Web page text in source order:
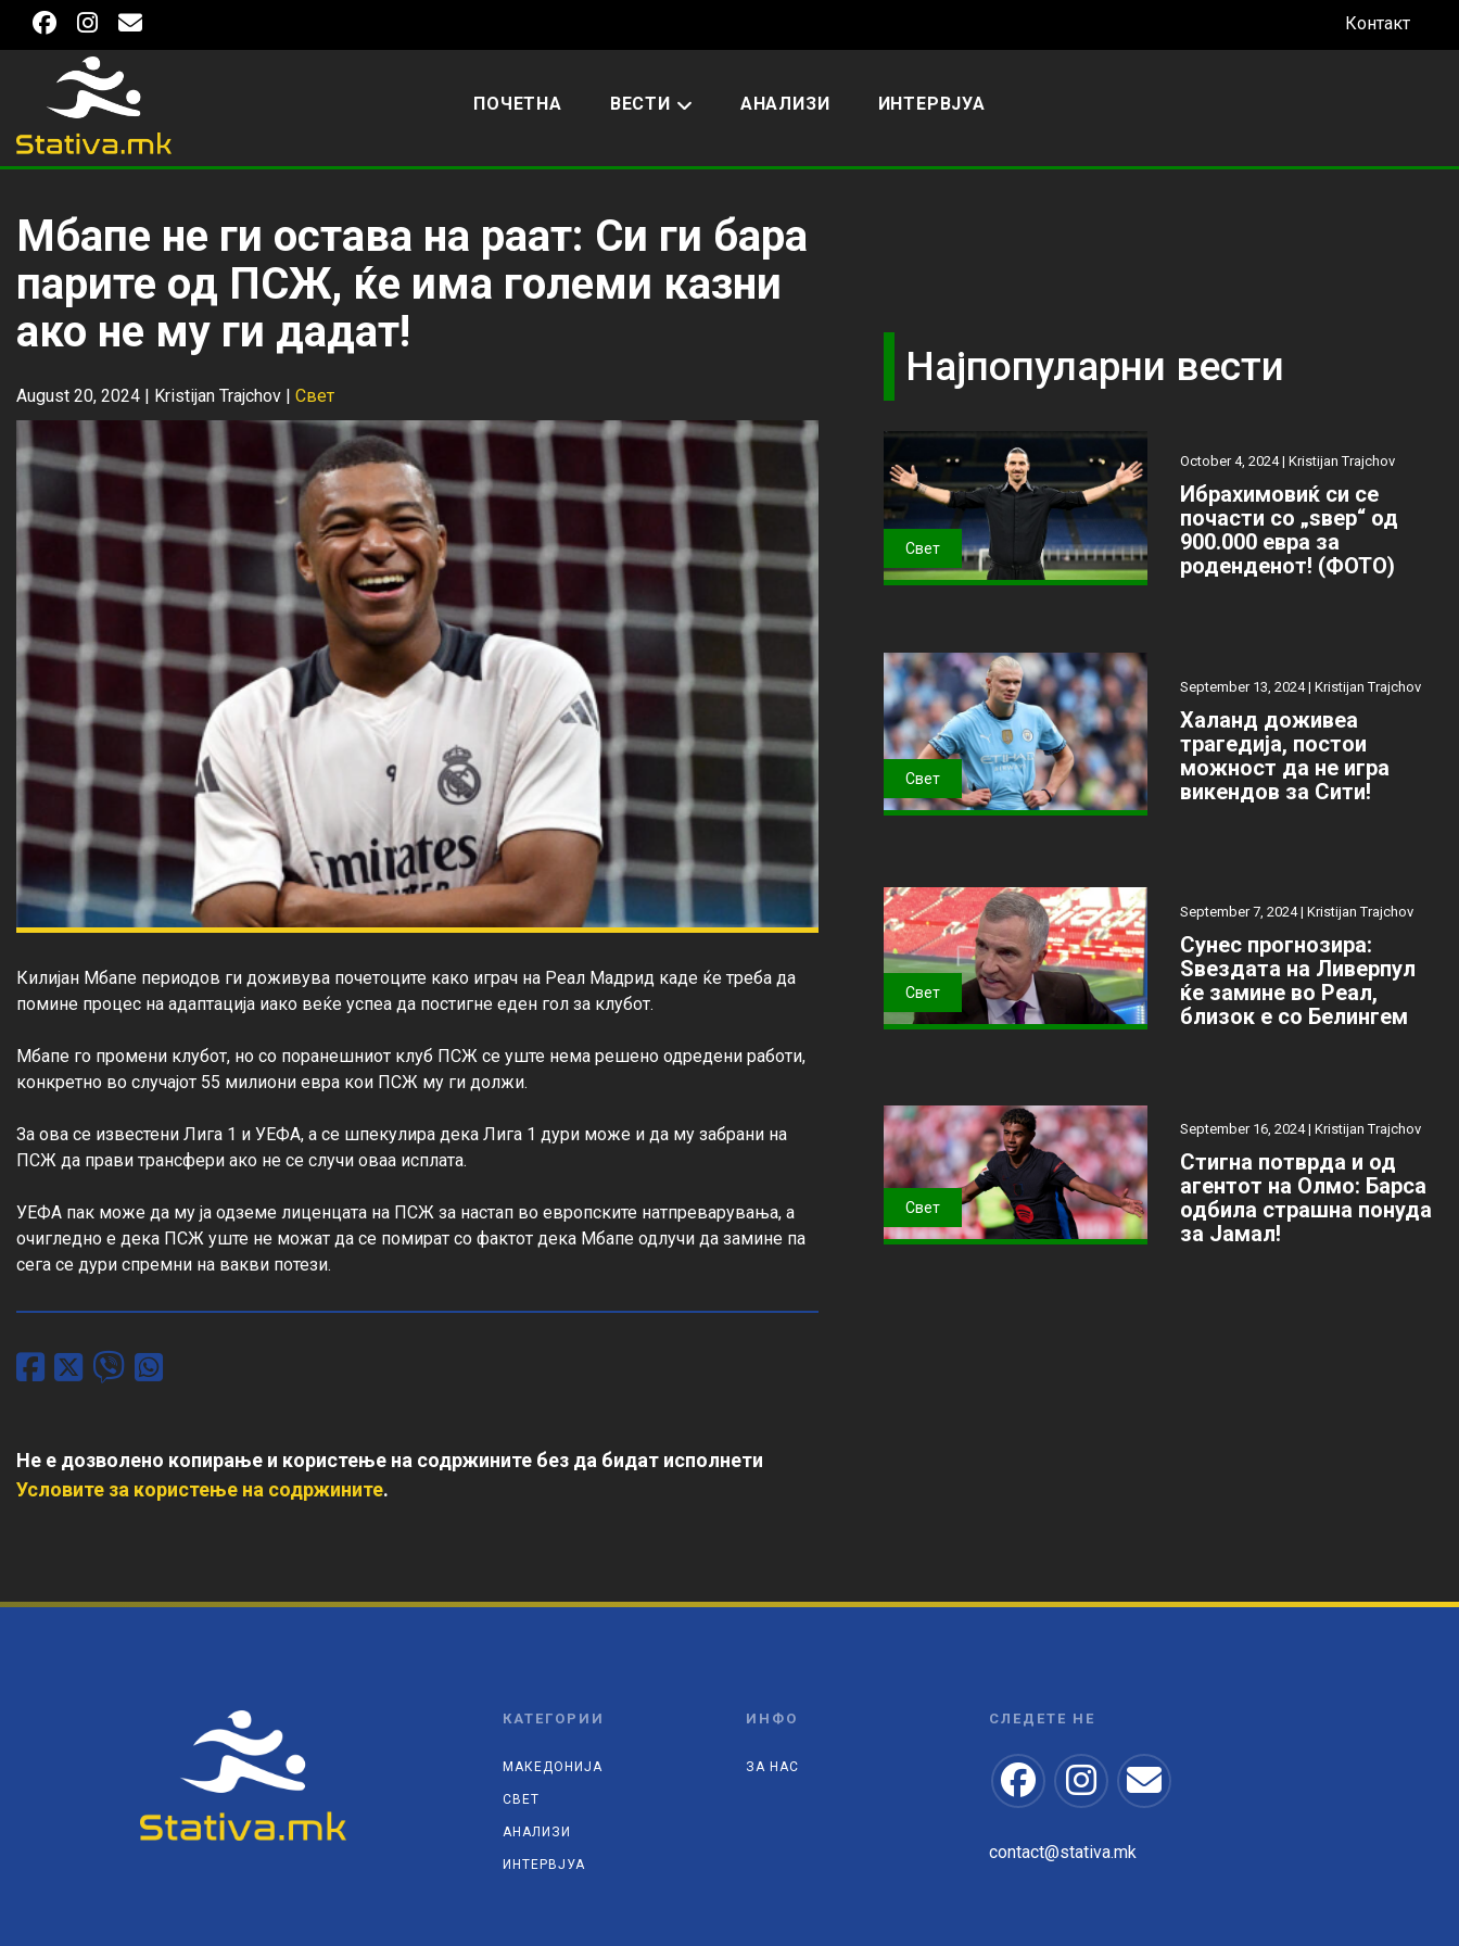
Контакт
ПОЧЕТНА ВЕСТИ АНАЛИЗИ ИНТЕРВЈУА
Мбапе не ги остава на раат: Си ги бара
парите од ПСЖ, ќе има големи казни
ако не му ги дадат!
August 20, 2024 | Kristijan Trajchov | Свет
Килијан Мбапе периодов ги доживува почетоците како играч на Реал Мадрид каде ќе треба да
помине процес на адаптација иако веќе успеа да постигне еден гол за клубот.
Мбапе го промени клубот, но со поранешниот клуб ПСЖ се уште нема решено одредени работи,
конкретно во случајот 55 милиони евра кои ПСЖ му ги должи.
За ова се известени Лига 1 и УЕФА, а се шпекулира дека Лига 1 дури може и да му забрани на
ПСЖ да прави трансфери ако не се случи оваа исплата.
УЕФА пак може да му ја одземе лиценцата на ПСЖ за настап во европските натпреварувања, а
очигледно е дека ПСЖ уште не можат да се помират со фактот дека Мбапе одлучи да замине па
сега се дури спремни на вакви потези.
Не е дозволено копирање и користење на содржините без да бидат исполнети
Условите за користење на содржините.
Најпопуларни вести
Свет
October 4, 2024 | Kristijan Trajchov
Ибрахимовиќ си се
почасти со „ѕвер“ од
900.000 евра за
роденденот! (ФОТО)
Свет
September 13, 2024 | Kristijan Trajchov
Халанд доживеа
трагедија, постои
можност да не игра
викендов за Сити!
Свет
September 7, 2024 | Kristijan Trajchov
Сунес прогнозира:
Ѕвездата на Ливерпул
ќе замине во Реал,
близок е со Белингем
Свет
September 16, 2024 | Kristijan Trajchov
Стигна потврда и од
агентот на Олмо: Барса
одбила страшна понуда
за Јамал!
КАТЕГОРИИ
МАКЕДОНИЈА
СВЕТ
АНАЛИЗИ
ИНТЕРВЈУА
ИНФО
ЗА НАС
СЛЕДЕТЕ НЕ
contact@stativa.mk